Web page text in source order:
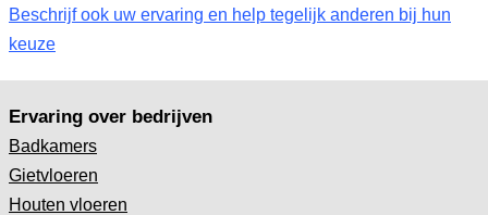
Beschrijf ook uw ervaring en help tegelijk anderen bij hun
keuze
Ervaring over bedrijven
Badkamers
Gietvloeren
Houten vloeren